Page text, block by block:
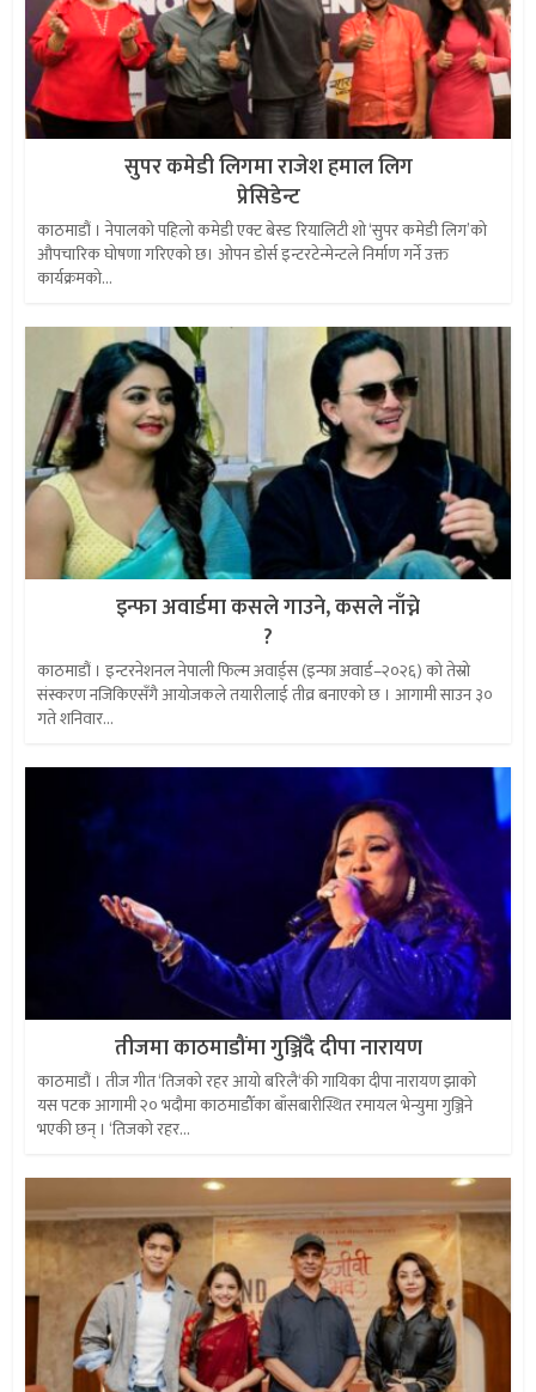
सुपर कमेडी लिगमा राजेश हमाल लिग
प्रेसिडेन्ट
काठमाडौं । नेपालको पहिलो कमेडी एक्ट बेस्ड रियालिटी शो ‘सुपर कमेडी लिग’को
औपचारिक घोषणा गरिएको छ। ओपन डोर्स इन्टरटेन्मेन्टले निर्माण गर्ने उक्त
कार्यक्रमको...
इन्फा अवार्डमा कसले गाउने, कसले नाँच्ने
?
काठमाडौं । इन्टरनेशनल नेपाली फिल्म अवार्ड्स (इन्फा अवार्ड–२०२६) को तेस्रो
संस्करण नजिकिएसँगै आयोजकले तयारीलाई तीव्र बनाएको छ । आगामी साउन ३०
गते शनिवार...
तीजमा काठमाडौंमा गुञ्जिँदै दीपा नारायण
काठमाडौं । तीज गीत ‘तिजको रहर आयो बरिलै‘की गायिका दीपा नारायण झाको
यस पटक आगामी २० भदौमा काठमाडौँका बाँसबारीस्थित रमायल भेन्युमा गुञ्जिने
भएकी छन् । ‘तिजको रहर...